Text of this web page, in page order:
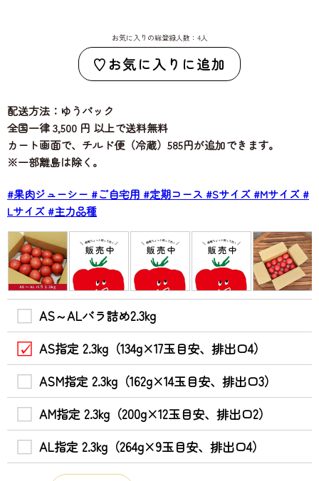
お気に入りの総登録人数：4人
お気に入りに追加
配送方法：ゆうパック
全国一律 3,500 円 以上で送料無料
カート画面で、チルド便（冷蔵）585円が追加できます。
※一部離島は除く。
#果肉ジューシー #ご自宅用 #定期コース #Sサイズ#Mサイズ#
Lサイズ#主力品種
AS～ALバラ詰め2.3kg
AS指定 2.3kg（134g×17玉目安、排出口4）
ASM指定 2.3kg（162g×14玉目安、排出口3）
AM指定 2.3kg（200g×12玉目安、排出口2）
AL指定 2.3kg（264g×9玉目安、排出口4）